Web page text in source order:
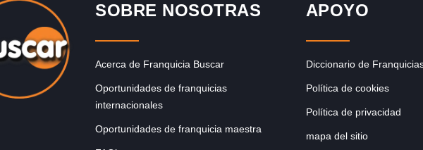
SOBRE NOSOTRAS
Acerca de Franquicia Buscar
Oportunidades de franquicias
internacionales
Oportunidades de franquicia maestra
APOYO
Diccionario de
Política de cookies
Política de privacidad
mapa del sitio